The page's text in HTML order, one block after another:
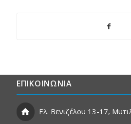
ΕΠΙΚΟΙΝΩΝΙΑ
Ελ. Βενιζέλου 13-17,